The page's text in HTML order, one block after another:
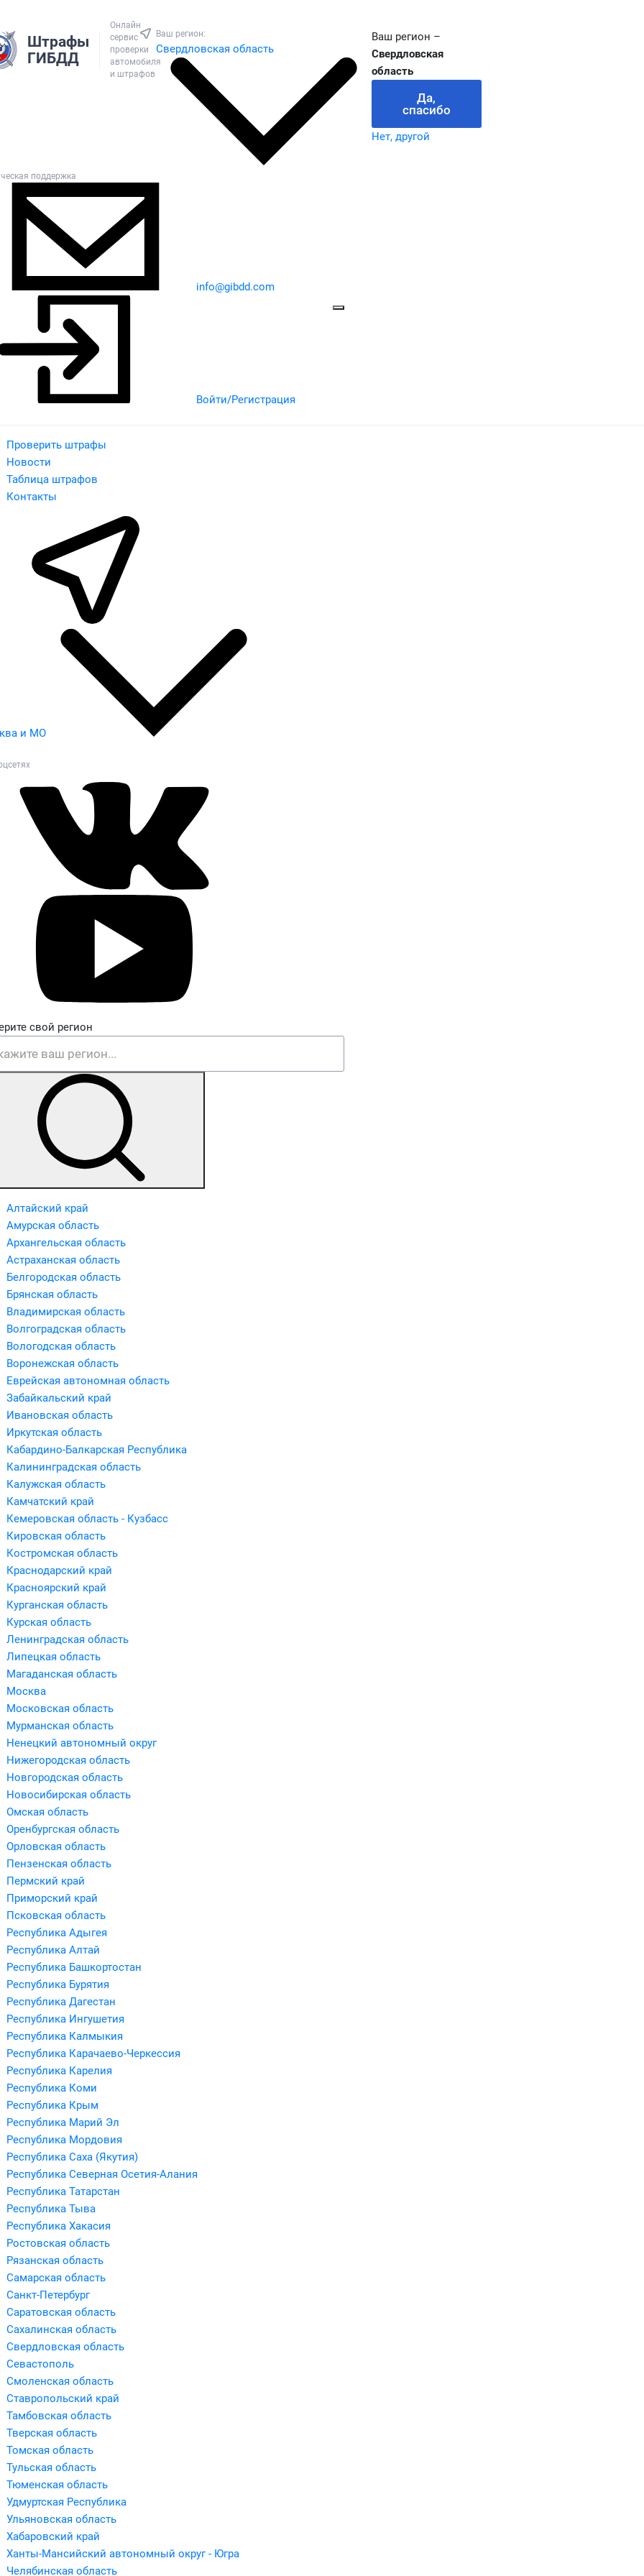
Штрафы
ГИБДД
Онлайн
сервис
проверки
автомобиля
и штрафов
Ваш регион:
Свердловская область
Ваш регион –
Свердловская
область
Да,
спасибо
Нет, другой
поддержка
info@gibdd.com
Войти/Регистрация
Проверить штрафы
Новости
Таблица штрафов
Контакты
и МО
свой регион
Алтайский край
Амурская область
Архангельская область
Астраханская область
Белгородская область
Брянская область
Владимирская область
Волгоградская область
Вологодская область
Воронежская область
Еврейская автономная область
Забайкальский край
Ивановская область
Иркутская область
Кабардино-Балкарская Республика
Калининградская область
Калужская область
Камчатский край
Кемеровская область - Кузбасс
Кировская область
Костромская область
Краснодарский край
Красноярский край
Курганская область
Курская область
Ленинградская область
Липецкая область
Магаданская область
Москва
Московская область
Мурманская область
Ненецкий автономный округ
Нижегородская область
Новгородская область
Новосибирская область
Омская область
Оренбургская область
Орловская область
Пензенская область
Пермский край
Приморский край
Псковская область
Республика Адыгея
Республика Алтай
Республика Башкортостан
Республика Бурятия
Республика Дагестан
Республика Ингушетия
Республика Калмыкия
Республика Карачаево-Черкессия
Республика Карелия
Республика Коми
Республика Крым
Республика Марий Эл
Республика Мордовия
Республика Саха (Якутия)
Республика Северная Осетия-Алания
Республика Татарстан
Республика Тыва
Республика Хакасия
Ростовская область
Рязанская область
Самарская область
Санкт-Петербург
Саратовская область
Сахалинская область
Свердловская область
Севастополь
Смоленская область
Ставропольский край
Тамбовская область
Тверская область
Томская область
Тульская область
Тюменская область
Удмуртская Республика
Ульяновская область
Хабаровский край
Ханты-Мансийский автономный округ - Югра
Челябинская область